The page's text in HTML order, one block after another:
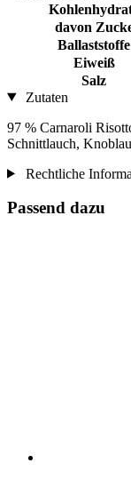
davon
Ballaststoffe
Eiweiß
Salz
Zutaten
97 % Carnaroli
Schnittlauch,
Rechtliche
Passend dazu